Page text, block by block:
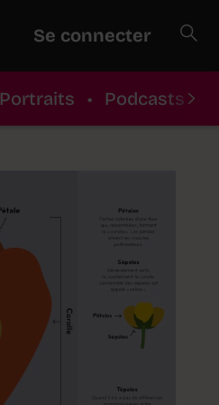
Se connecter
Portraits • Podcasts